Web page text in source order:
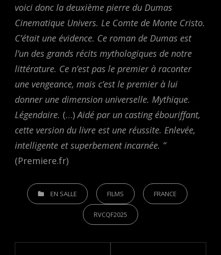
voici donc la deuxième pierre du Dumas
Cinematique Univers. Le Comte de Monte Cristo.
C’était une évidence. Ce roman de Dumas est
l’un des grands récits mythologiques de notre
littérature. Ce n’est pas le premier à raconter
une vengeance, mais c’est le premier à lui
donner une dimension universelle. Mythique.
Légendaire. (…)Aidé par un casting ébouriffant,
cette version du livre est une réussite. Enlevée,
intelligente et superbement incarnée. ”
(Premiere.fr)
CATEGORIESEN SALLE FILMS FRANCE
RVCQF2025